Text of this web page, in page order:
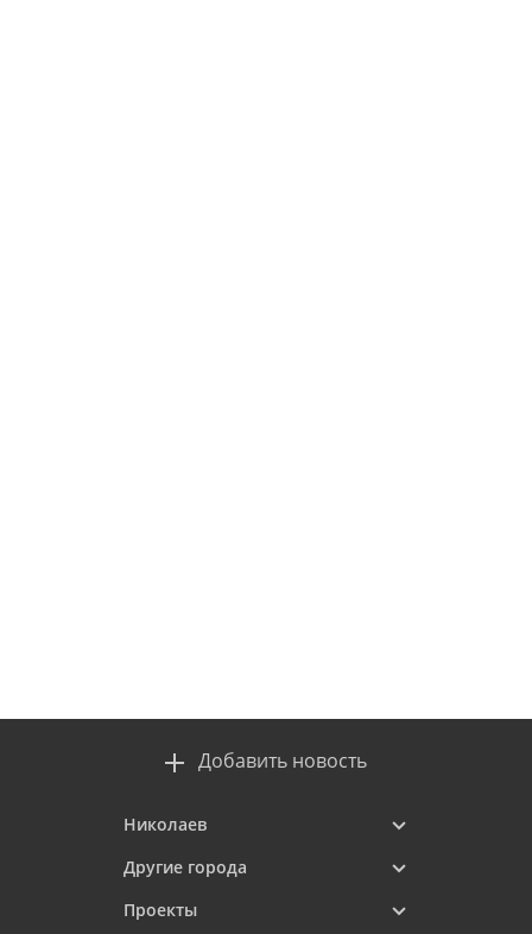
Добавить новость
Николаев
Другие города
Проекты